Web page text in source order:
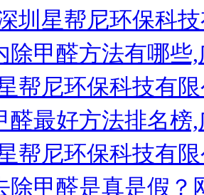
圳星帮尼环保科
除甲醛方法有哪
帮尼环保科技有
醛最好方法排名榜
帮尼环保科技有
除甲醛是真是假